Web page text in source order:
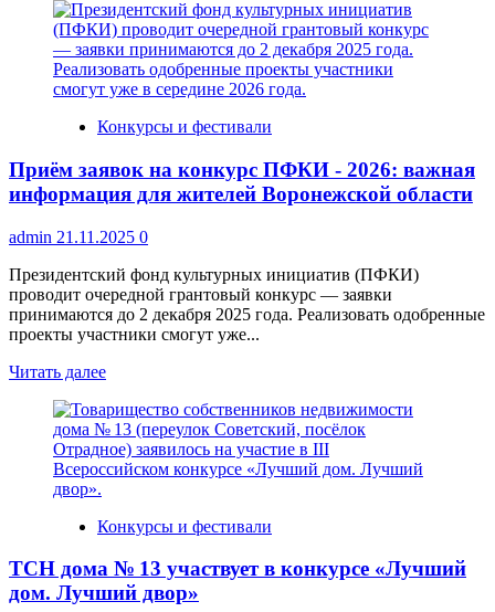
о
Пианистки
из
Новой
Усмани
на
«Симфония
талантов»
Конкурсы и фестивали
Приём заявок на конкурс ПФКИ ‑ 2026: важная
информация для жителей Воронежской области
admin 21.11.2025 0
Президентский фонд культурных инициатив (ПФКИ)
проводит очередной грантовый конкурс — заявки
принимаются до 2 декабря 2025 года. Реализовать одобренные
проекты участники смогут уже...
Читать далееПрочитать
о
Приём
заявок
на
‑
важная
информация
Конкурсы и фестивали
ТСН дома № 13 участвует в конкурсе «Лучший
дом. Лучший двор»